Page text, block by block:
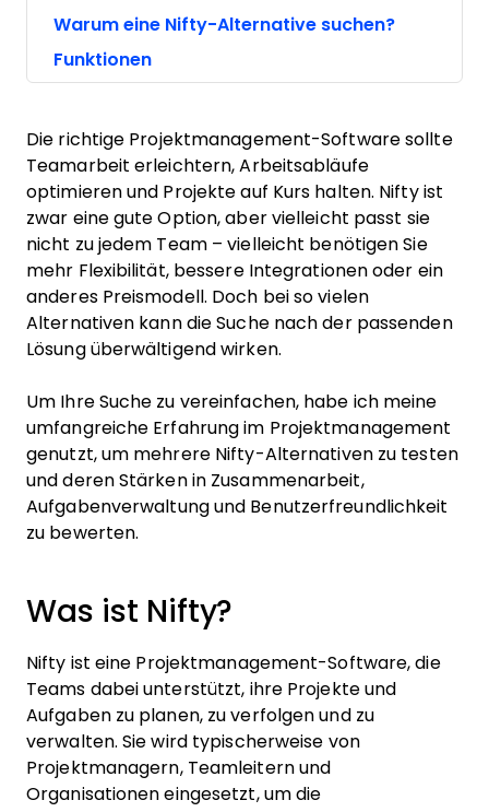
Warum eine Nifty-Alternative suchen?
Funktionen
Die richtige Projektmanagement-Software sollte
Teamarbeit erleichtern, Arbeitsabläufe
optimieren und Projekte auf Kurs halten. Nifty ist
zwar eine gute Option, aber vielleicht passt sie
nicht zu jedem Team – vielleicht benötigen Sie
mehr Flexibilität, bessere Integrationen oder ein
anderes Preismodell. Doch bei so vielen
Alternativen kann die Suche nach der passenden
Lösung überwältigend wirken.
Um Ihre Suche zu vereinfachen, habe ich meine
umfangreiche Erfahrung im Projektmanagement
genutzt, um mehrere Nifty-Alternativen zu testen
und deren Stärken in Zusammenarbeit,
Aufgabenverwaltung und Benutzerfreundlichkeit
zu bewerten.
Was ist Nifty?
Nifty ist eine Projektmanagement-Software, die
Teams dabei unterstützt, ihre Projekte und
Aufgaben zu planen, zu verfolgen und zu
verwalten. Sie wird typischerweise von
Projektmanagern, Teamleitern und
Organisationen eingesetzt, um die